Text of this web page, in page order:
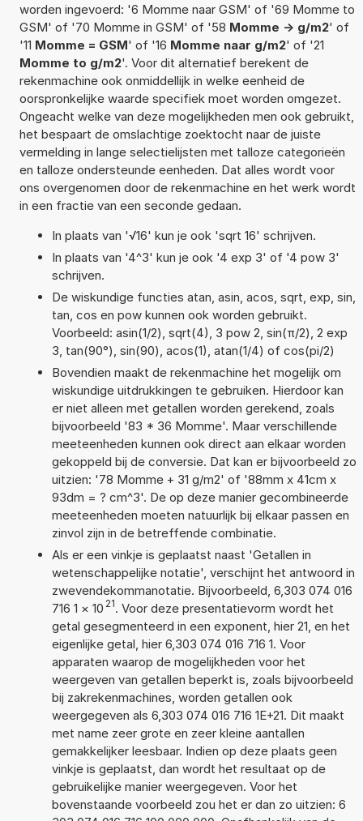
worden ingevoerd: '6 Momme naar GSM' of '69 Momme to
GSM' of '70 Momme in GSM' of '58 Momme -> g/m2' of
'11 Momme = GSM' of '16 Momme naar g/m2' of '21
Momme to g/m2'. Voor dit alternatief berekent de
rekenmachine ook onmiddellijk in welke eenheid de
oorspronkelijke waarde specifiek moet worden omgezet.
Ongeacht welke van deze mogelijkheden men ook gebruikt,
het bespaart de omslachtige zoektocht naar de juiste
vermelding in lange selectielijsten met talloze categorieën
en talloze ondersteunde eenheden. Dat alles wordt voor
ons overgenomen door de rekenmachine en het werk wordt
in een fractie van een seconde gedaan.
In plaats van '√16' kun je ook 'sqrt 16' schrijven.
In plaats van '4^3' kun je ook '4 exp 3' of '4 pow 3'
schrijven.
De wiskundige functies atan, asin, acos, sqrt, exp, sin,
tan, cos en pow kunnen ook worden gebruikt.
Voorbeeld: asin(1/2), sqrt(4), 3 pow 2, sin(π/2), 2 exp
3, tan(90°), sin(90), acos(1), atan(1/4) of cos(pi/2)
Bovendien maakt de rekenmachine het mogelijk om
wiskundige uitdrukkingen te gebruiken. Hierdoor kan
er niet alleen met getallen worden gerekend, zoals
bijvoorbeeld '83 * 36 Momme'. Maar verschillende
meeteenheden kunnen ook direct aan elkaar worden
gekoppeld bij de conversie. Dat kan er bijvoorbeeld zo
uitzien: '78 Momme + 31 g/m2' of '88mm x 41cm x
93dm = ? cm^3'. De op deze manier gecombineerde
meeteenheden moeten natuurlijk bij elkaar passen en
zinvol zijn in de betreffende combinatie.
Als er een vinkje is geplaatst naast 'Getallen in
wetenschappelijke notatie', verschijnt het antwoord in
zwevendekommanotatie. Bijvoorbeeld, 6,303 074 016
716 1 × 10 21. Voor deze presentatievorm wordt het
getal gesegmenteerd in een exponent, hier 21, en het
eigenlijke getal, hier 6,303 074 016 716 1. Voor
apparaten waarop de mogelijkheden voor het
weergeven van getallen beperkt is, zoals bijvoorbeeld
bij zakrekenmachines, worden getallen ook
weergegeven als 6,303 074 016 716 1E+21. Dit maakt
met name zeer grote en zeer kleine aantallen
gemakkelijker leesbaar. Indien op deze plaats geen
vinkje is geplaatst, dan wordt het resultaat op de
gebruikelijke manier weergegeven. Voor het
bovenstaande voorbeeld zou het er dan zo uitzien: 6